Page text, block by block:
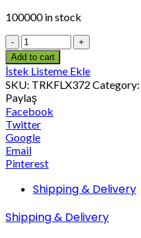
100000 in stock
Add to cart
İstek Listeme Ekle
SKU: TRKFLX372 Category:
Paylaş
Facebook
Twitter
Google
Email
Pinterest
Shipping & Delivery
Shipping & Delivery